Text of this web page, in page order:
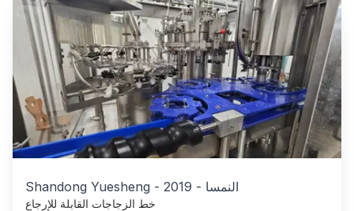
Shandong Yuesheng - 2019 - النمسا
خط الزجاجات القابلة للإرجاع